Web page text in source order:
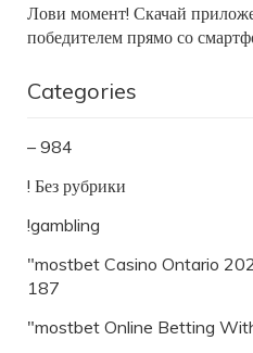
Лови момент! Скачай
победителем прямо со
Categories
– 984
! Без рубрики
!gambling
"mostbet Casino Ontario
187
"‎mostbet Online Betting